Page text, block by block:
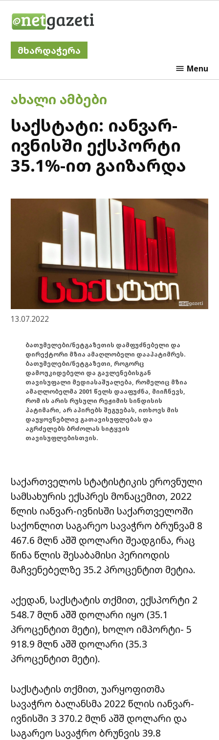
მხარდაჭერა
Menu
POSTED
IN
ᲐᲮᲐᲚᲘ ᲐᲛᲑᲔᲑᲘ
საქსტატი: იანვარ-
ივნისში ექსპორტი
35.1%-ით გაიზარდა
13.07.2022
ბათუმელები/ნეტგაზეთის დამფუძნებელი და
დირექტორი მზია ამაღლობელი დააპატიმრეს.
ბათუმელები/ნეტგაზეთი, როგორც
დამოუკიდებელი და გავლენებისგან
თავისუფალი მედიასაშუალება, რომელიც მზია
ამაღლობელმა 2001 წელს დააფუძნა, მიიჩნევს,
რომ ის არის რუსული რეჟიმის სინდისის
პატიმარი, არ აპირებს შეგუებას, ითხოვს მის
დაუყოვნებლივ გათავისუფლებას და
აგრძელებს ბრძოლას სიტყვის
თავისუფლებისთვის.
საქართველოს სტატისტიკის ეროვნული
სამსახურის ექსპრეს მონაცემით, 2022
წლის იანვარ-ივნისში საქართველოში
საქონლით საგარეო სავაჭრო ბრუნვამ 8
467.6 მლნ აშშ დოლარი შეადგინა, რაც
წინა წლის შესაბამისი პერიოდის
მაჩვენებელზე 35.2 პროცენტით მეტია.
აქედან, საქსტატის თქმით, ექსპორტი 2
548.7 მლნ აშშ დოლარი იყო (35.1
პროცენტით მეტი), ხოლო იმპორტი- 5
918.9 მლნ აშშ დოლარი (35.3
პროცენტით მეტი).
საქსტატის თქმით, უარყოფითმა
სავაჭრო ბალანსმა 2022 წლის იანვარ-
ივნისში 3 370.2 მლნ აშშ დოლარი და
საგარეო სავაჭრო ბრუნვის 39.8